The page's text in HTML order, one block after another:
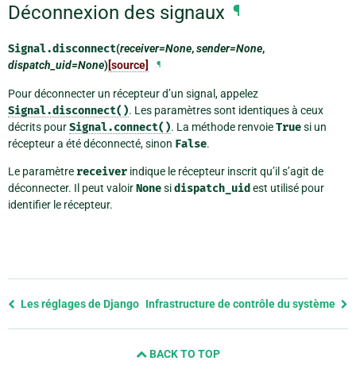
Déconnexion des signaux ¶
Signal.disconnect(receiver=None,sender=None,
dispatch_uid=None)[source] ¶
Pour déconnecter un récepteur d’un signal, appelez
Signal.disconnect(). Les paramètres sont identiques à ceux
décrits pourSignal.connect(). La méthode renvoieTruesi un
récepteur a été déconnecté, sinon False.
Le paramètre receiver indique le récepteur inscrit qu’il s’agit de
déconnecter. Il peut valoirNonesidispatch_uid est utilisé pour
identifier le récepteur.
Previous
Les réglages de Django Infrastructure de contrôle du système
BACK TO TOP